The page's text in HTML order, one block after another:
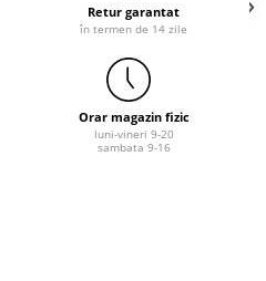
Retur garantat
în termen de 14 zile
Orar magazin fizic
luni-vineri 9-20
sambata 9-16